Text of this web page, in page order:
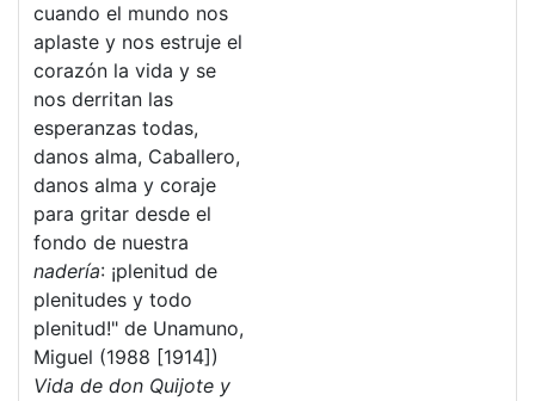
cuando el mundo nos
aplaste y nos estruje el
corazón la vida y se
nos derritan las
esperanzas todas,
danos alma, Caballero,
danos alma y coraje
para gritar desde el
fondo de nuestra
nadería: ¡plenitud de
plenitudes y todo
plenitud!" de Unamuno,
Miguel (1988 [1914])
Vida de don Quijote y